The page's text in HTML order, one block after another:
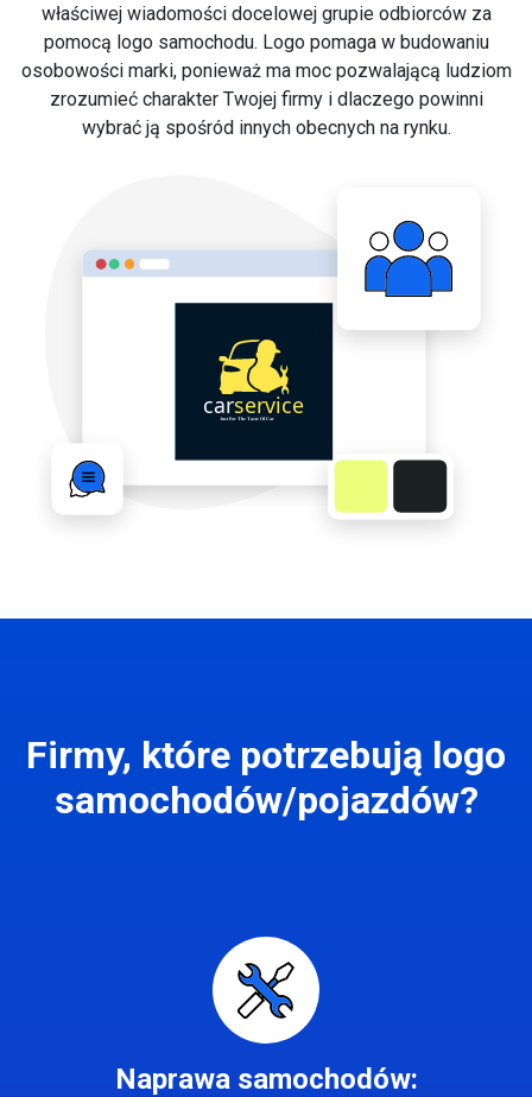
właściwej wiadomości docelowej grupie odbiorców za
pomocą logo samochodu. Logo pomaga w budowaniu
osobowości marki, ponieważ ma moc pozwalającą ludziom
zrozumieć charakter Twojej firmy i dlaczego powinni
wybrać ją spośród innych obecnych na rynku.
Firmy, które potrzebują logo
samochodów/pojazdów?
Naprawa samochodów: